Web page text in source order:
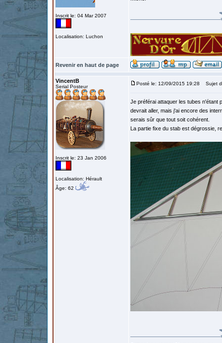
Inscrit le: 04 Mar 2007
Localisation: Luchon
Revenir en haut de page
VincentB
Serial Posteur
Inscrit le: 23 Jan 2006
Localisation: Hérault
Âge: 62
Posté le: 12/09/2015 19:28 Sujet
Je préférai attaquer les tubes n'étant
devrait aller, mais j'ai encore des
serais sûr que tout soit cohérent.
La partie fixe du stab est dégrossie,